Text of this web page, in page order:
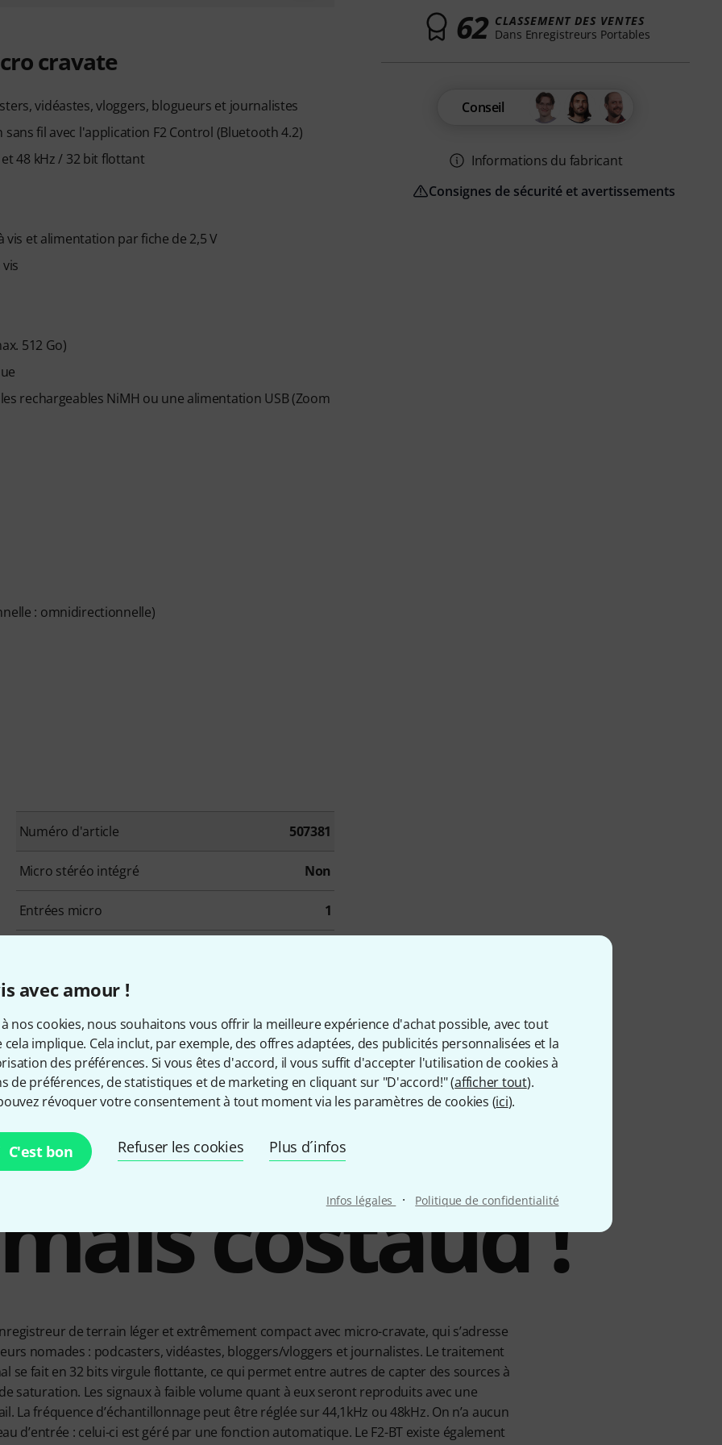
avec amour !
à nos cookies, nous souhaitons vous offrir la meilleure expérience d'achat possible, avec tout
cela implique. Cela inclut, par exemple, des offres adaptées, des publicités personnalisées et la
des préférences. Si vous êtes d'accord, il vous suffit d'accepter l'utilisation de cookies à
de préférences, de statistiques et de marketing en cliquant sur "D'accord!" (afficher tout).
révoquer votre consentement à tout moment via les paramètres de cookies (ici).
C'est bon Refuser les cookies Plus d´infos
Infos légales · Politique de confidentialité
cravate
vidéastes, vloggers, blogueurs et journalistes
fil avec l'application F2 Control (Bluetooth 4.2)
48 kHz / 32 bit flottant
vis et alimentation par fiche de 2,5 V
512 Go)
rechargeables NiMH ou une alimentation USB (Zoom
: omnidirectionnelle)
Numéro d'article 507381
Micro stéréo intégré Non
Entrées micro 1
Sortie casque
Résolution max. 32 bit
Limiteur Non
62 CLASSEMENT DES VENTES
Dans Enregistreurs Portables
Conseil
Informations du fabricant
Consignes de sécurité et avertissements
costaud !
de terrain léger et extrêmement compact avec micro-cravate, qui s’adresse
nomades : podcasters, vidéastes, bloggers/vloggers et journalistes. Le traitement
se fait en 32 bits virgule flottante, ce qui permet entre autres de capter des sources à
saturation. Les signaux à faible volume quant à eux seront reproduits avec une
La fréquence d’échantillonnage peut être réglée sur 44,1kHz ou 48kHz. On n’a aucun
d’entrée : celui-ci est géré par une fonction automatique. Le F2-BT existe également